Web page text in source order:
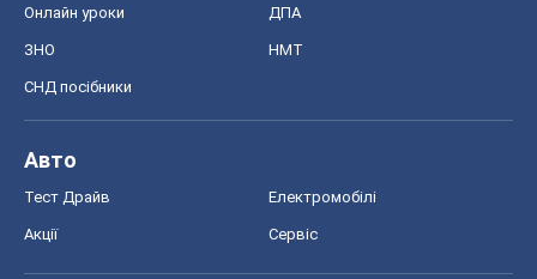
Онлайн уроки ДПА
ЗНО НМТ
СНД посібники
Авто
Тест Драйв Електромобілі
Акції Сервіс